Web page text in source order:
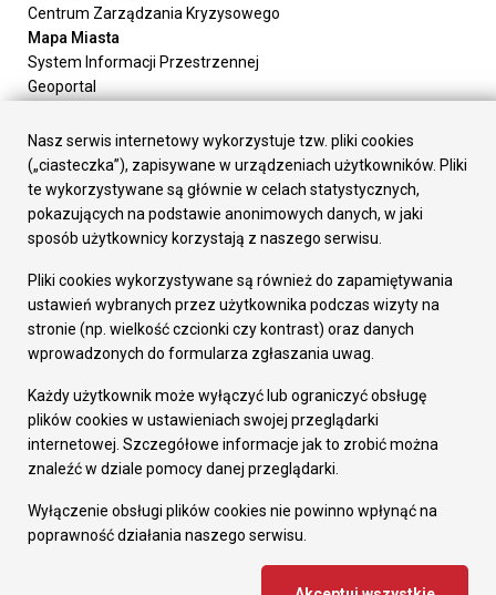
Centrum Zarządzania Kryzysowego
Mapa Miasta
System Informacji Przestrzennej
Geoportal
Załatw sprawę
Prezydent Miasta
Rada Miasta
Wydziały
Elektroniczna Skrzynka Podawcza
Gospodarka
Fundusze europejskie
Środki krajowe
Oferty inwestycyjne
Pozostałe
Deklaracja dostępności
Dane osobowe
Dodaj opinię o witrynie
Projekt i wdrożenie - MIGOMEDIA
Nasz serwis internetowy wykorzystuje tzw. pliki cookies
(„ciasteczka”), zapisywane w urządzeniach użytkowników. Pliki
te wykorzystywane są głównie w celach statystycznych,
pokazujących na podstawie anonimowych danych, w jaki
sposób użytkownicy korzystają z naszego serwisu.
Pliki cookies wykorzystywane są również do zapamiętywania
ustawień wybranych przez użytkownika podczas wizyty na
stronie (np. wielkość czcionki czy kontrast) oraz danych
wprowadzonych do formularza zgłaszania uwag.
Każdy użytkownik może wyłączyć lub ograniczyć obsługę
plików cookies w ustawieniach swojej przeglądarki
internetowej. Szczegółowe informacje jak to zrobić można
znaleźć w dziale pomocy danej przeglądarki.
Wyłączenie obsługi plików cookies nie powinno wpłynąć na
poprawność działania naszego serwisu.